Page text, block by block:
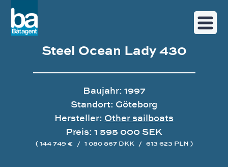
Steel Ocean Lady 430
Baujahr: 1997
Standort: Göteborg
Hersteller: Other sailboats
Preis: 1 595 000 SEK
( 144 749 € / 1 080 867 DKK / 613 623 PLN )